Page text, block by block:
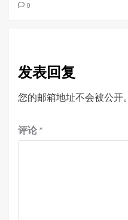
0
发表回复
您的邮箱地址不会被公开。
评论 *